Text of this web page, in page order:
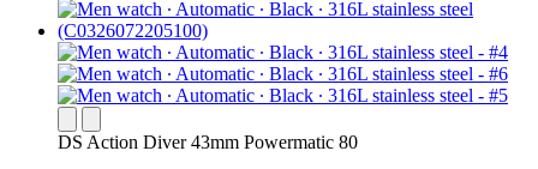
DS Action Diver 43mm Powermatic 80